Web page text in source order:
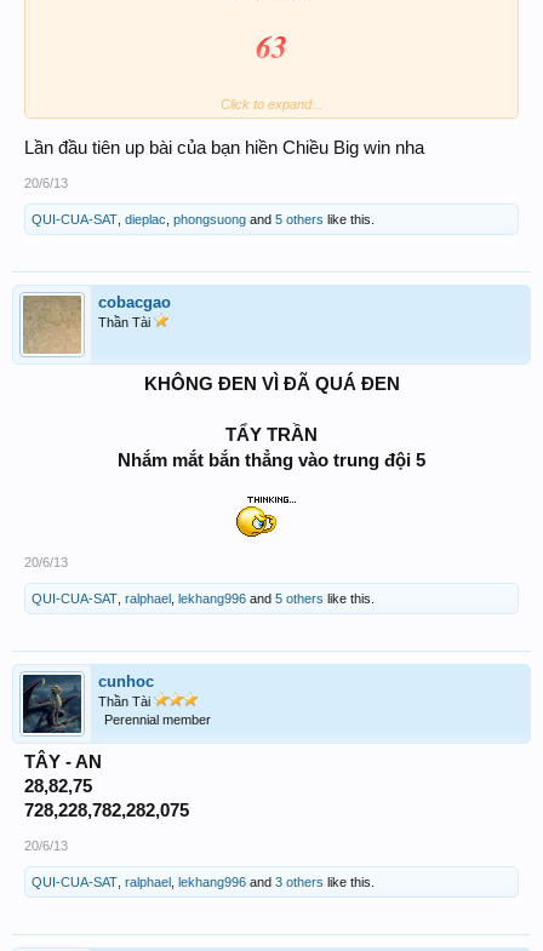
63
Đá 2363319240 75
Big win to all​
Click to expand...
Lần đầu tiên up bài của bạn hiền Chiều Big win nha
20/6/13
QUI-CUA-SAT dieplac phongsuong and 5 others like this.
cobacgao
Thần Tài
KHÔNG ĐEN VÌ ĐÃ QUÁ ĐEN
TẨY TRẦN
Nhắm mắt bắn thẳng vào trung đội 5
20/6/13
QUI-CUA-SAT ralphael lekhang996 and 5 others like this.
cunhoc
Thần Tài
Perennial member
TÂY - AN
28,82,75
728,228,782,282,075
20/6/13
QUI-CUA-SAT ralphael lekhang996 and 3 others like this.